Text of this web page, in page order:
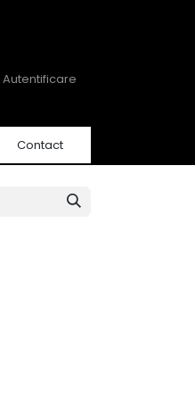
Autentificare
Contact